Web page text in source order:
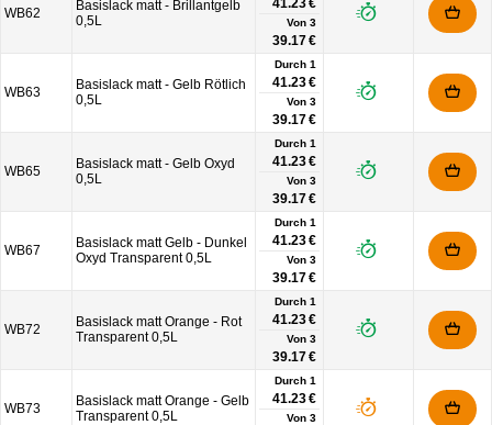
WB62
Basislack matt - Brillantgelb
0,5L
41.23 €
Von 3
39.17 €
WB63
Basislack matt - Gelb Rötlich
0,5L
Durch 1
41.23 €
Von 3
39.17 €
WB65
Basislack matt - Gelb Oxyd
0,5L
Durch 1
41.23 €
Von 3
39.17 €
WB67
Basislack matt Gelb - Dunkel
Oxyd Transparent 0,5L
Durch 1
41.23 €
Von 3
39.17 €
WB72
Basislack matt Orange - Rot
Transparent 0,5L
Durch 1
41.23 €
Von 3
39.17 €
WB73
Basislack matt Orange - Gelb
Transparent 0,5L
Durch 1
41.23 €
Von 3